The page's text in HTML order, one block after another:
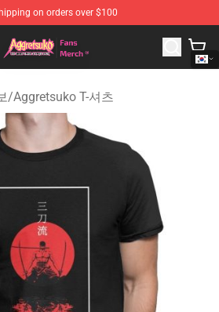
on orders over $100
- Official Aggretsuko Merchandise
/Aggretsuko T-셔츠